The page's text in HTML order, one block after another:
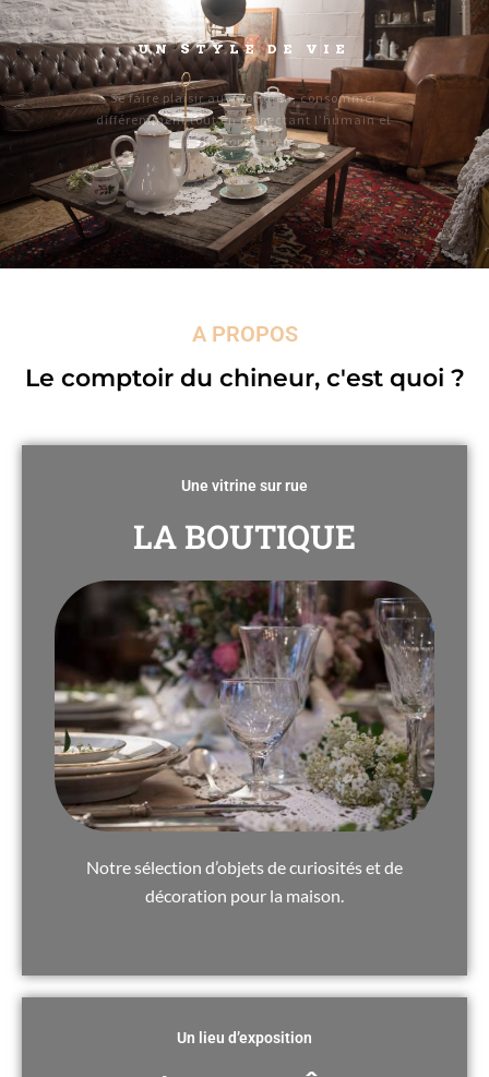
UN STYLE DE VIE
Se faire plaisir au quotidien, consommer
différemment tout en respectant l’humain et
l’environnement.
A PROPOS
Le comptoir du chineur, c'est quoi ?
Une vitrine sur rue
LA BOUTIQUE
Notre sélection d’objets de curiosités et de
décoration pour la maison.
Un lieu d’exposition